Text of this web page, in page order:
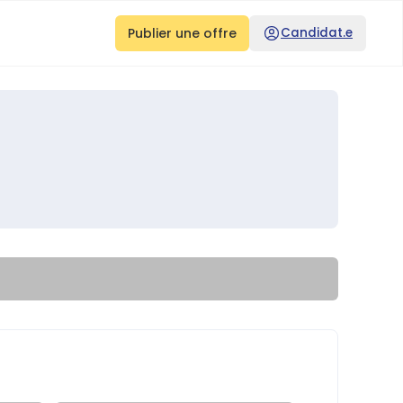
Publier une offre Candidat.e